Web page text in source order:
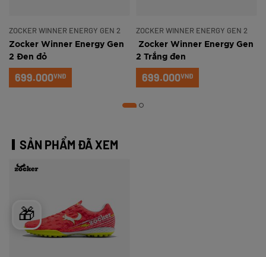
🎁
ZOCKER WINNER ENERGY GEN 2
Zocker Winner Energy Gen
2 Đen đỏ
699.000VNĐ
ZOCKER WINNER ENERGY GEN 2
Zocker Winner Energy Gen
2 Trắng đen
699.000VNĐ
SẢN PHẨM ĐÃ XEM